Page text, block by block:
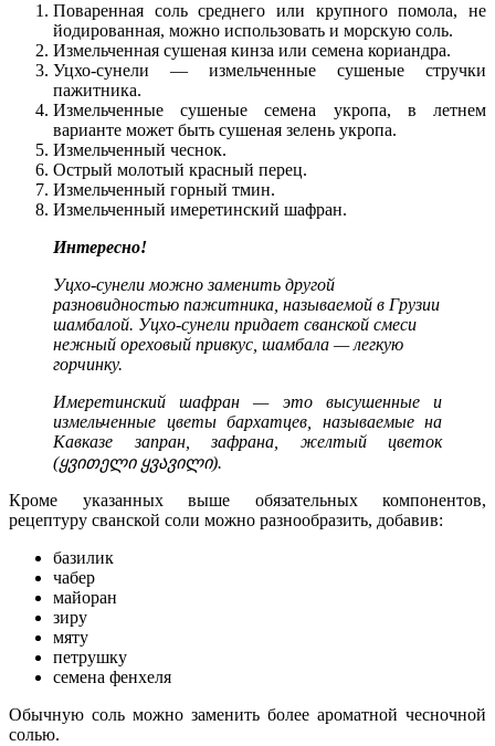
Поваренная соль среднего или крупного помола, не
йодированная, можно использовать и морскую соль.
Измельченная сушеная кинза или семена кориандра.
Уцхо-сунели — измельченные сушеные стручки
пажитника.
Измельченные сушеные семена укропа, в летнем
варианте может быть сушеная зелень укропа.
Измельченный чеснок.
Острый молотый красный перец.
Измельченный горный тмин.
Измельченный имеретинский шафран.
Интересно!
Уцхо-сунели можно заменить другой
разновидностью пажитника, называемой в Грузии
шамбалой. Уцхо-сунели придает сванской смеси
нежный ореховый привкус, шамбала — легкую
горчинку.
Имеретинский шафран — это высушенные и
измельченные цветы бархатцев, называемые на
Кавказе запран, зафрана, желтый цветок
(ყვითელი ყვავილი).
Кроме указанных выше обязательных компонентов,
рецептуру сванской соли можно разнообразить, добавив:
базилик
чабер
майоран
зиру
мяту
петрушку
семена фенхеля
Обычную соль можно заменить более ароматной чесночной
солью.